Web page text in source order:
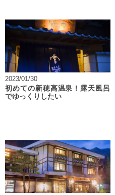
2023/01/30
初めての新穂高温泉！露天風呂
でゆっくりしたい